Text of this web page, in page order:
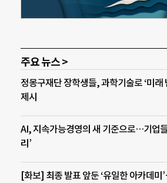
주요 뉴스 >
정몽구재단 장학생들, 과학기술로 ‘미래
제시
AI, 지속가능경영의 새 기준으로…기업
리’
[화보] 최종 발표 앞둔 ‘유일한 아카데미